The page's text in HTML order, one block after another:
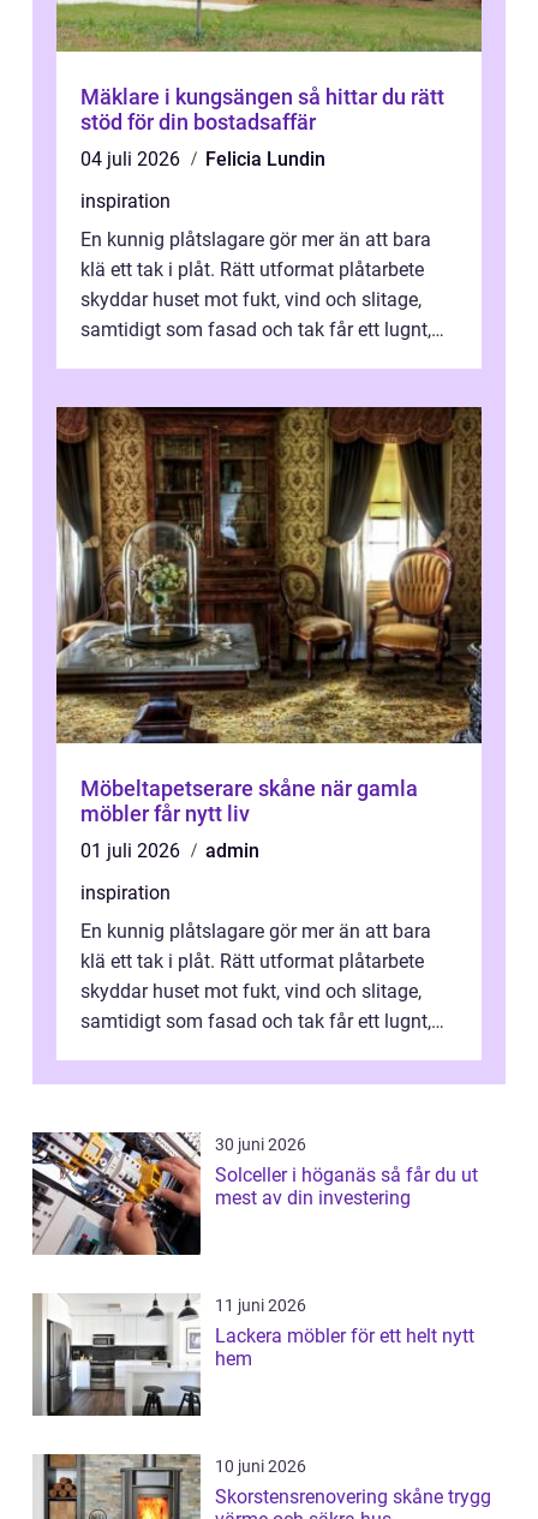
Mäklare i kungsängen så hittar du rätt
stöd för din bostadsaffär
04 juli 2026
Felicia Lundin
inspiration
En kunnig plåtslagare gör mer än att bara
klä ett tak i plåt. Rätt utformat plåtarbete
skyddar huset mot fukt, vind och slitage,
samtidigt som fasad och tak får ett lugnt,
Möbeltapetserare skåne när gamla
möbler får nytt liv
01 juli 2026
admin
inspiration
En kunnig plåtslagare gör mer än att bara
klä ett tak i plåt. Rätt utformat plåtarbete
skyddar huset mot fukt, vind och slitage,
samtidigt som fasad och tak får ett lugnt,
30 juni 2026
Solceller i höganäs så får du ut
mest av din investering
11 juni 2026
Lackera möbler för ett helt nytt
hem
10 juni 2026
Skorstensrenovering skåne trygg